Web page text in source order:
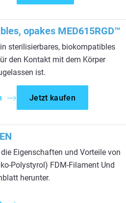
opakes MED615RGD™
sterilisierbares, biokompatibles
den Kontakt mit dem Körper
ist.
Jetzt kaufen
Eigenschaften und Vorteile von
Polystyrol) FDM-Filament Und
herunter.